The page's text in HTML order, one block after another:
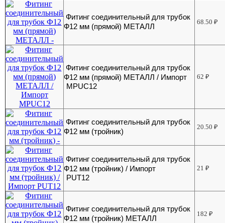
Фитинг соединительный для трубок
Ф12 мм (прямой) МЕТАЛЛ
68.50₽
Фитинг соединительный для трубок
Ф12 мм (прямой) МЕТАЛЛ / Импорт
MPUC12
62₽
Фитинг соединительный для трубок
Ф12 мм (тройник)
20.50₽
Фитинг соединительный для трубок
Ф12 мм (тройник) / Импорт
PUT12
21₽
Фитинг соединительный для трубок
Ф12 мм (тройник) МЕТАЛЛ
182₽